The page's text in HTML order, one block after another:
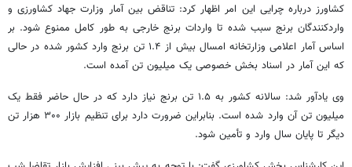
کشاورز درباره چرایی این امر اظهار کرد: تناقض بین آمار وزارت جهاد کشاورزی و
واردکنندگان برنج سبب شده تا واردات برنج خارجی به طور کامل ممنوع شود. بر
اساس آمار اعلامی وزارتخانه امسال بیش از ۱.۴ تن برنج وارد کشور شده در حالی
که این آمار در اسناد بخش خصوصی یک میلیون تن آمده است.
وی یادآور شد: سالانه کشور به ۱.۵ تن برنج نیاز دارد که در حال حاضر فقط یک
میلیون تن آن وارد شده است. بنابراین ضرورت دارد برای تنظیم بازار ۳۰۰ هزار تن
دیگر تا پایان سال وارد و تأمین شود.